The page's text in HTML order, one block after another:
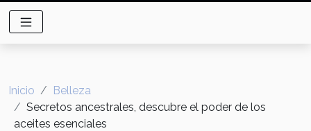
Inicio
Belleza
Secretos ancestrales, descubre el poder de los
aceites esenciales